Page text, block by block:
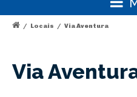
/ Locais / Via Aventura
Via